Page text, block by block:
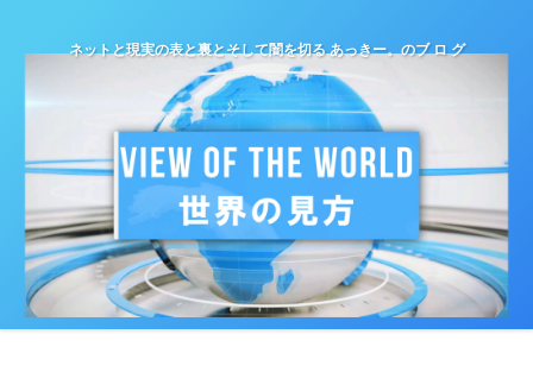
ネットと現実の表と裏とそして闇を切る あっきー。のブ ロ グ